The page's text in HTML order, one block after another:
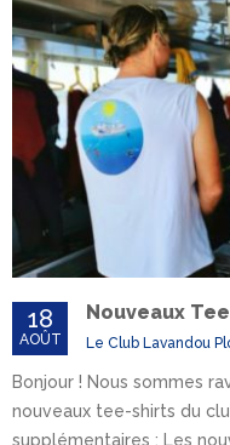
18
AOÛT
Nouveaux
Le Club Lavandou
Bonjour ! Nous sommes
nouveaux tee-shirts du
supplémentaires : Les